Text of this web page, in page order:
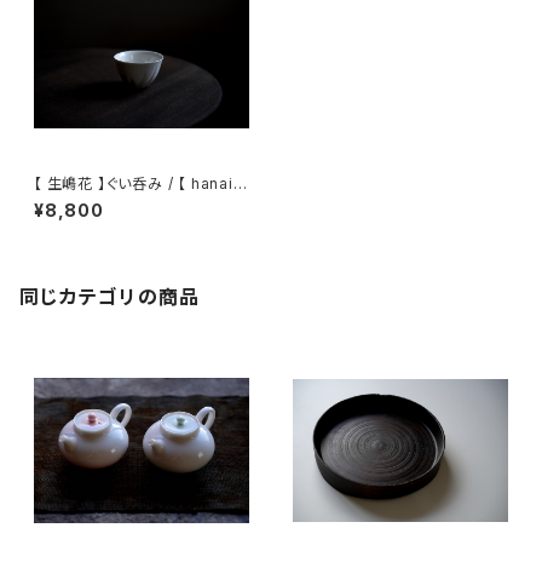
【 生嶋花 】ぐい呑み / 【 hanaik
ushima】Tea Cup
¥8,800
同じカテゴリの商品